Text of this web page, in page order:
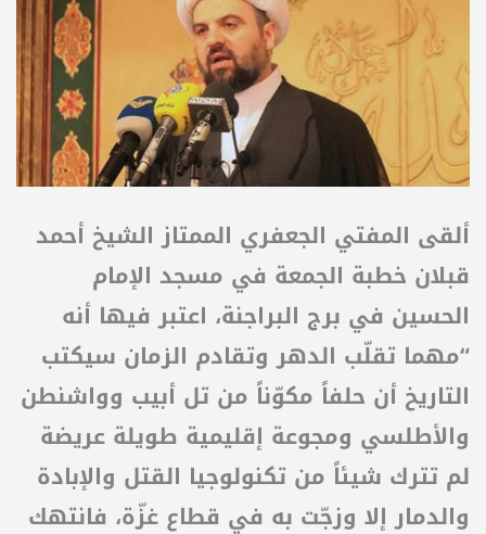
ألقى المفتي الجعفري الممتاز الشيخ أحمد
قبلان خطبة الجمعة في مسجد الإمام
الحسين في برج البراجنة، اعتبر فيها أنه
“مهما تقلّب الدهر وتقادم الزمان سيكتب
التاريخ أن حلفاً مكوّناً من تل أبيب وواشنطن
والأطلسي ومجوعة إقليمية طويلة عريضة
لم تترك شيئاً من تكنولوجيا القتل والإبادة
والدمار إلا وزجّت به في قطاع غزّة، فانتهك